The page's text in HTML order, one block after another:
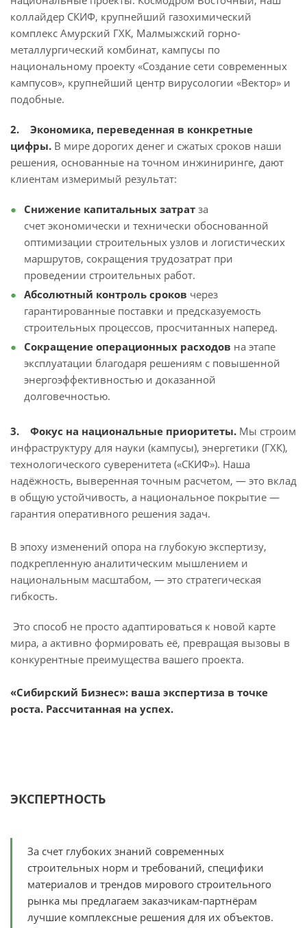
коллайдер СКИФ, крупнейший газохимический
комплекс Амурский ГХК, Малмыжский горно-
металлургический комбинат, кампусы по
национальному проекту «Создание сети современных
кампусов», крупнейший центр вирусологии «Вектор» и
подобные.
2. Экономика, переведенная в конкретные
цифры. В мире дорогих денег и сжатых сроков наши
решения, основанные на точном инжиниринге, дают
клиентам измеримый результат:
Снижение капитальных затрат за
счет экономически и технически обоснованной
оптимизации строительных узлов и логистических
маршрутов, сокращения трудозатрат при
проведении строительных работ.
Абсолютный контроль сроков через
гарантированные поставки и предсказуемость
строительных процессов, просчитанных наперед.
Сокращение операционных расходов на этапе
эксплуатации благодаря решениям с повышенной
энергоэффективностью и доказанной
долговечностью.
3. Фокус на национальные приоритеты. Мы строим
инфраструктуру для науки (кампусы), энергетики (ГХК),
технологического суверенитета («СКИФ»). Наша
надёжность, выверенная точным расчетом, — это вклад
в общую устойчивость, а национальное покрытие —
гарантия оперативного решения задач.
В эпоху изменений опора на глубокую экспертизу,
подкрепленную аналитическим мышлением и
национальным масштабом, — это стратегическая
гибкость.
Это способ не просто адаптироваться к новой карте
мира, а активно формировать её, превращая вызовы в
конкурентные преимущества вашего проекта.
«Сибирский Бизнес»: ваша экспертиза в точке
роста. Рассчитанная на успех.
ЭКСПЕРТНОСТЬ
За счет глубоких знаний современных
строительных норм и требований, специфики
материалов и трендов мирового строительного
рынка мы предлагаем заказчикам-партнёрам
лучшие комплексные решения для их объектов.